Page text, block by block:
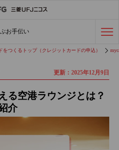
お手伝い
術
をつくるトップ（クレジットカードの申込）
更新：2025年12月9日
る空港ラウンジとは？
介